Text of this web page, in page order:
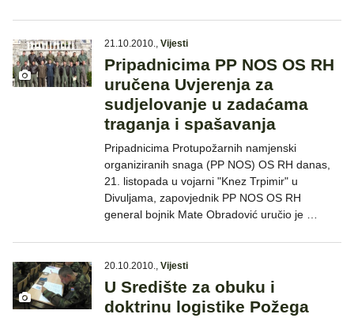
21.10.2010., Vijesti
Pripadnicima PP NOS OS RH
uručena Uvjerenja za
sudjelovanje u zadaćama
traganja i spašavanja
Pripadnicima Protupožarnih namjenski
organiziranih snaga (PP NOS) OS RH danas,
21. listopada u vojarni "Knez Trpimir" u
Divuljama, zapovjednik PP NOS OS RH
general bojnik Mate Obradović uručio je …
20.10.2010., Vijesti
U Središte za obuku i
doktrinu logistike Požega